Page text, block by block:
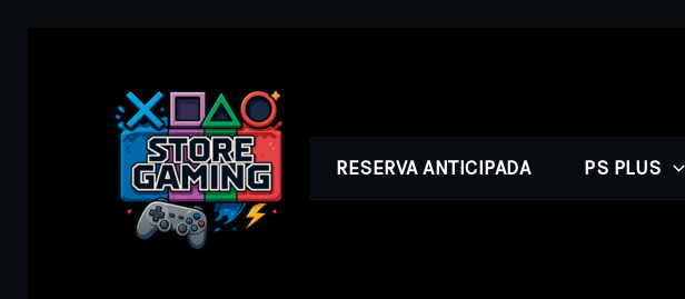
RESERVA ANTICIPADA PS PLUS